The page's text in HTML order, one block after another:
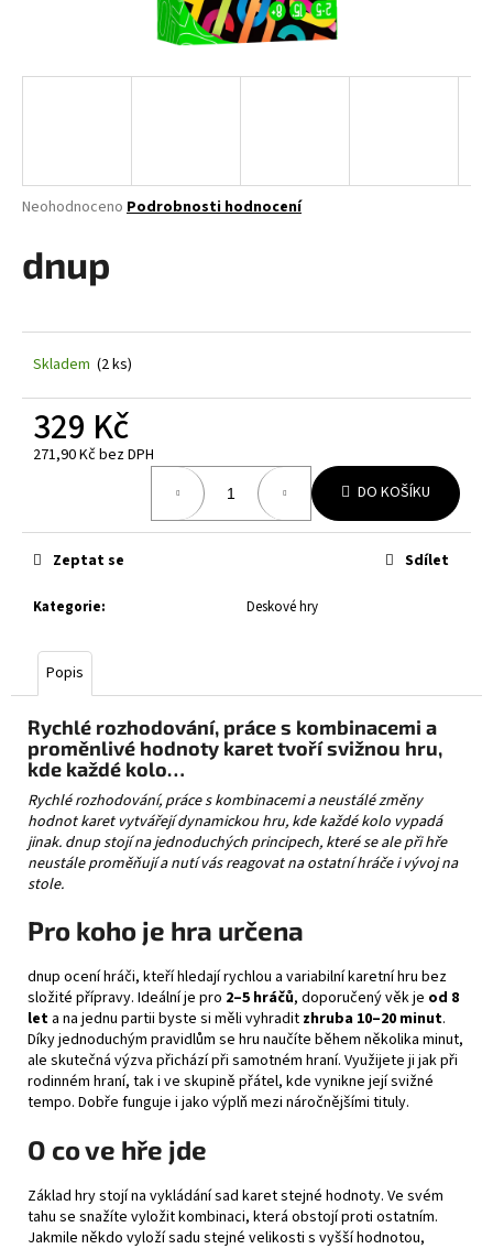
Průměrné
produktu
je
5
hvězdiček.
Neohodnoceno Podrobnosti hodnocení
dnup
Skladem (2 ks)
329 Kč
271,90 Kč bez DPH
DO KOŠÍKU
Kategorie: Deskové hry
Zeptat se Sdílet
Popis
Rychlé rozhodování, práce s kombinacemi a
proměnlivé hodnoty karet tvoří svižnou hru,
kde každé kolo…
Rychlé rozhodování, práce s kombinacemi a neustálé změny
hodnot karet vytvářejí dynamickou hru, kde každé kolo vypadá
jinak. dnup stojí na jednoduchých principech, které se ale při hře
neustále proměňují a nutí vás reagovat na ostatní hráče i vývoj na
stole.
Pro koho je hra určena
dnup ocení hráči, kteří hledají rychlou a variabilní karetní hru bez
složité přípravy. Ideální je pro 2–5 hráčů, doporučený věk je od 8
let a na jednu partii byste si měli vyhradit zhruba 10–20 minut.
Díky jednoduchým pravidlům se hru naučíte během několika minut,
ale skutečná výzva přichází při samotném hraní. Využijete ji jak při
rodinném hraní, tak i ve skupině přátel, kde vynikne její svižné
tempo. Dobře funguje i jako výplň mezi náročnějšími tituly.
O co ve hře jde
Základ hry stojí na vykládání sad karet stejné hodnoty. Ve svém
tahu se snažíte vyložit kombinaci, která obstojí proti ostatním.
Jakmile někdo vyloží sadu stejné velikosti s vyšší hodnotou,
í
o
p
POKÉMON
TCG:
POKÉ
BALL
TIN
2024
499
Kč